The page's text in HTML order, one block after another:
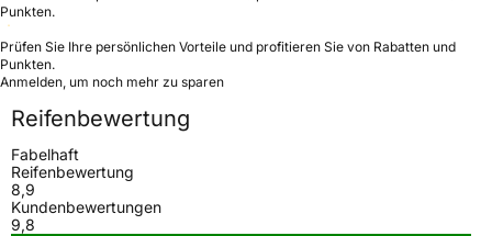
Punkten.
Prüfen Sie Ihre persönlichen Vorteile und profitieren Sie von Rabatten und
Punkten.
Anmelden, um noch mehr zu sparen
Reifenbewertung
Fabelhaft
Reifenbewertung
8,9
Kundenbewertungen
9,8